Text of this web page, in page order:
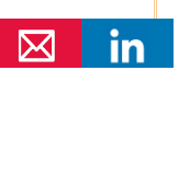
के 77वें वन